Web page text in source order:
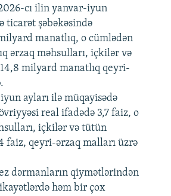
cı ilin yanvar-iyun
ticarət şəbəkəsində
manatlıq, o cümlədən
ərzaq məhsulları, içkilər və
milyard manatlıq qeyri-
ayları ilə müqayisədə
real ifadədə 3,7 faiz, o
içkilər və tütün
faiz, qeyri-ərzaq malları üzrə
dərmanların qiymətlərindən
həm bir çox